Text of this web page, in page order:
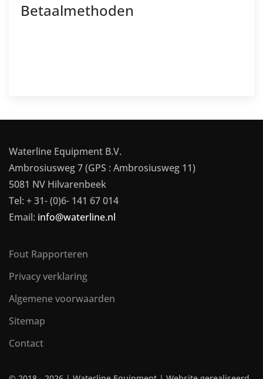
Betaalmethoden
Waterline Equipment B.V.
Ambrosiusweg 7 (GPS : Ambrosiusweg 11)
5081 NV Hilvarenbeek
Tel: + 31- (0)6- 141 67 014
Email: info@waterline.nl
Fout Rapporteren
Privacy verklaring
Algemene voorwaarden
Sitemap
Contact